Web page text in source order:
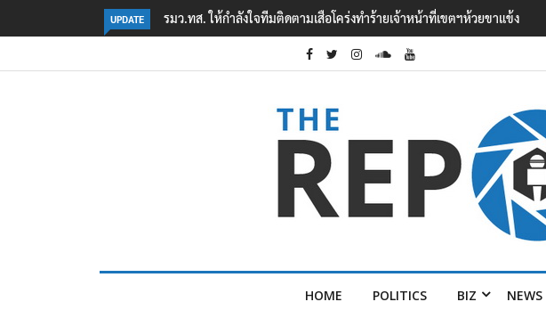
UPDATE
ทำร้ายเจ้าหน้าที่เขตฯห้วยขาแข้ง‘ภาคประชาสังคม’ รวมตัวคัดค้าน ‘มิน ออง ไลง์’ เยือนไทย ขึงป้าย ‘ไม่
ต้อนรับอาชญากร’
HOME POLITICS BIZ NEWS